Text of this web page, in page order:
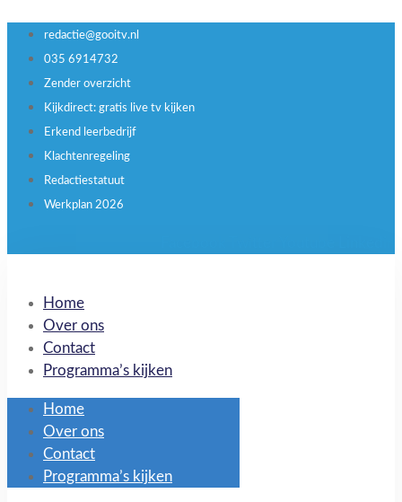
redactie@gooitv.nl
035 6914732
Zender overzicht
Kijkdirect: gratis live tv kijken
Erkend leerbedrijf
Klachtenregeling
Redactiestatuut
Werkplan 2026
Home
Over ons
Contact
Programma’s kijken
Home
Over ons
Contact
Programma’s kijken